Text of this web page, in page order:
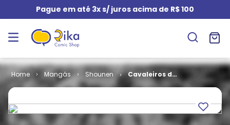
Pague em até 3x s/ juros acima de R$ 100
Mangás Shounen
Cavaleiros do
Zodíaco -
01